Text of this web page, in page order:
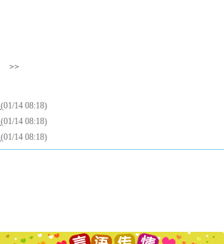
>>
(01/14 08:18)
(01/14 08:18)
(01/14 08:18)
[圣诞节]圣诞节到了，想想没什么送给你的，又不打算给
你太多，只有给你五千万：千万快乐！千万要健康！千万
要平安！千万要知足！千万不要忘记我！
[圣诞节]不只这样的日子才会想起你,而是这样的日子才
你是我专业！水晶之恋祝你新年快乐